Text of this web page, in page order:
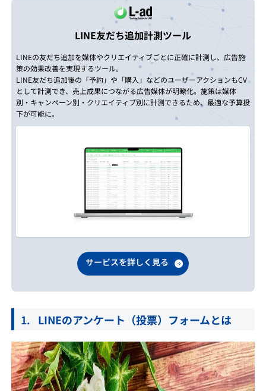
LINE友だち追加計測ツール
LINEの友だち追加を媒体やクリエイティブごとに正確に計測し、広告施
策の効果改善を実現するツール。
LINE友だち追加後の「予約」や「購入」などのユーザーアクションもCV
として計測でき、売上成果につながる広告媒体が明瞭化。施策は媒体
別・キャンペーン別・クリエイティブ別に計測できるため、最適な予算投
下が可能に。
サービスを詳しく見る
LINEのアンケート（投票）フォームとは